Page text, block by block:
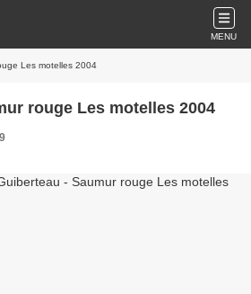
MENU
Les motelles 2004
rouge Les motelles 2004